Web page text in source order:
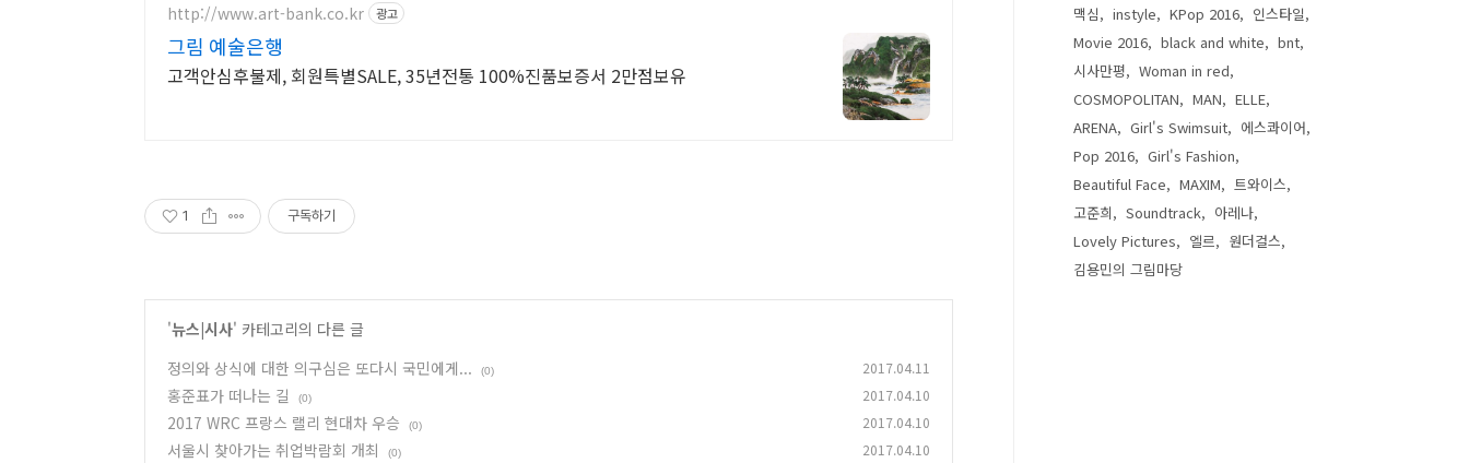
http://www.art-bank.co.kr 광고
그림 예술은행
고객안심후불제, 회원특별SALE, 35년전통 100%진품보증서 2만점보유
1 구독하기
'뉴스|시사' 카테고리의 다른 글
정의와 상식에 대한 의구심은 또다시 국민에게...
(0) 2017.04.11
홍준표가 떠나는 길 (0) 2017.04.10
2017 WRC 프랑스 랠리 현대차 우승 (0) 2017.04.10
서울시 찾아가는 취업박람회 개최 (0) 2017.04.10
맥심
instyle KPop 2016
인스타일
Movie 2016
black and white
bnt
시사만평
Woman in red
COSMOPOLITAN
MAN
ELLE
ARENA
Girl's Swimsuit
에스콰이어
Pop 2016
Girl's Fashion
Beautiful Face
MAXIM
트와이스
고준희
Soundtrack
아레나
Lovely Pictures
엘르
원더걸스
김용민의 그림마당